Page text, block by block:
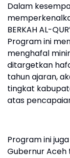
‎Dalam
BERKAH AL-
Program ini
menghafal
ditargetkan
tahun ajaran,
tingkat
atas
‎Program ini
Gubernur